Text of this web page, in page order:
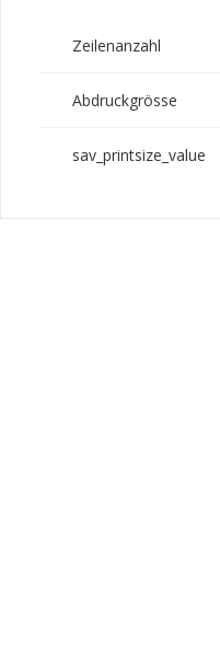
Zeilenanzahl
Abdruckgrösse
sav_printsize_value